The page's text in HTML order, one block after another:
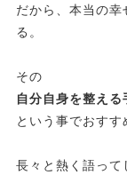
だから、本当の
る。
その
自分自身を整え
という事でおす
長々と熱く語って